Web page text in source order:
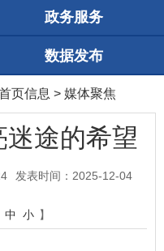
政务服务
数据发布
页信息 > 媒体聚焦
途的希望
发表时间：2025-12-04
中 小 】